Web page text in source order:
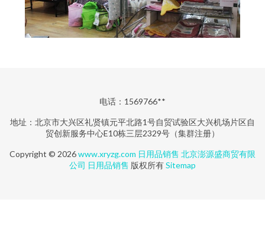
电话：1569766**
地址：北京市大兴区礼贤镇元平北路1号自贸试验区大兴机场片区自
贸创新服务中心E10栋三层2329号（集群注册）
Copyright © 2026www.xryzg.com 日用品销售 北京澎源盛商贸有限
公司 日用品销售 版权所有Sitemap